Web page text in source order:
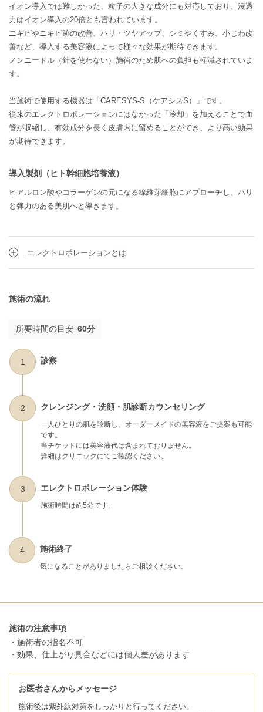
イオン導入では難しかった、粒子の大きな成分にも対応しており、浸透
力はイオン導入の20倍とも言われています。
ニキビやニキビ跡の改善、ハリ・ツヤアップ、シミやくすみ、小じわ改
善など、導入する美容液によって様々な効果が期待できます。
ノンニードル（針を使わない）施術のため肌への負担も軽減されていま
す。
当施術で使用する機器は「CARESYS-S（ケアシスS）」です。
従来のエレクトロポレーションにはなかった「冷却」を加えることで血
管が収縮し、有効成分を長く皮膚内に留めることができ、より高い効果
が期待できます。
導入製剤（ヒト幹細胞培養液）
ヒアルロン酸やコラーゲンの元になる線維芽細胞にアプローチし、ハリ
と弾力のある美肌へと導きます。
エレクトロポレーションとは
施術の流れ
所要時間の目安 60分
1 診察
2 クレンジング・洗顔・肌診断カウンセリング
一人ひとりの肌を診断し、オーダーメイドの美容液をご提案も可能
です。
当チケットには美容液代は含まれておりません。
詳細はクリニックにてご確認ください。
3 エレクトロポレーション体験
施術時間は約5分です。
4 施術終了
気になることがありましたらご相談ください。
施術の注意事項
・施術者の指名不可
・効果、仕上がり具合などには個人差があります
お医者さんからメッセージ
施術後は紫外線対策をしっかりと行ってください。